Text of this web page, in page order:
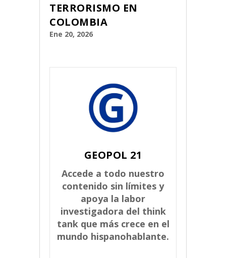
TERRORISMO EN
COLOMBIA
Ene 20, 2026
GEOPOL 21
Accede a todo nuestro
contenido sin límites y
apoya la labor
investigadora del think
tank que más crece en el
mundo hispanohablante.